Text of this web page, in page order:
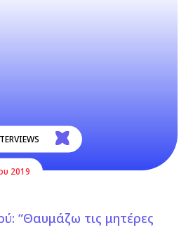
2019
“Θαυμάζω τις μητέρες